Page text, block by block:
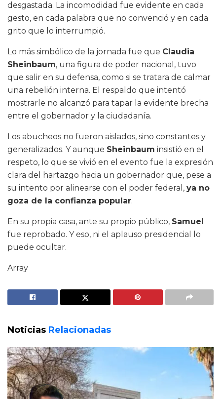
desgastada. La incomodidad fue evidente en cada
gesto, en cada palabra que no convenció y en cada
grito que lo interrumpió.
Lo más simbólico de la jornada fue que Claudia
Sheinbaum, una figura de poder nacional, tuvo
que salir en su defensa, como si se tratara de calmar
una rebelión interna. El respaldo que intentó
mostrarle no alcanzó para tapar la evidente brecha
entre el gobernador y la ciudadanía.
Los abucheos no fueron aislados, sino constantes y
generalizados. Y aunque Sheinbaum insistió en el
respeto, lo que se vivió en el evento fue la expresión
clara del hartazgo hacia un gobernador que, pese a
su intento por alinearse con el poder federal, ya no
goza de la confianza popular.
En su propia casa, ante su propio público, Samuel
fue reprobado. Y eso, ni el aplauso presidencial lo
puede ocultar.
Array
Noticias Relacionadas